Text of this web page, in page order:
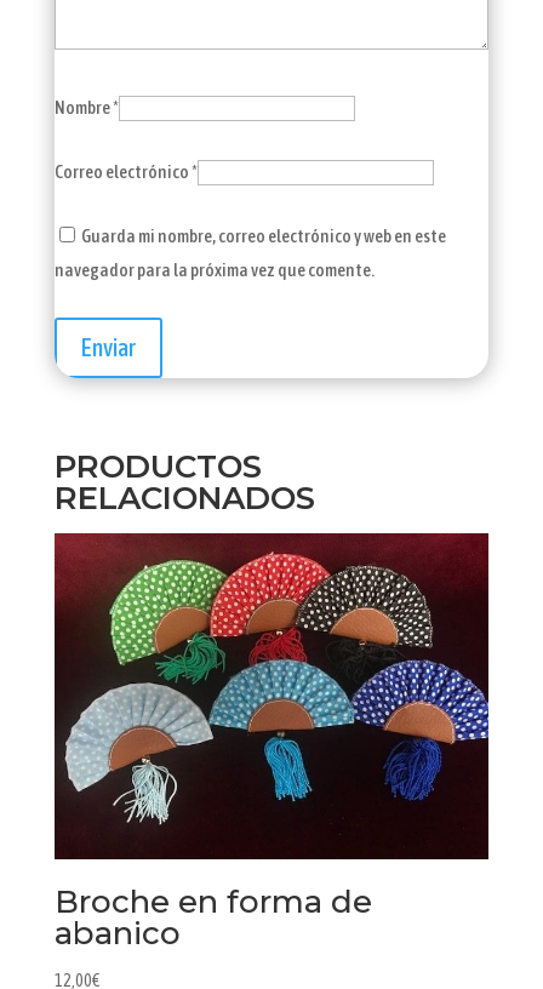
Nombre*
Correo electrónico*
Guarda mi nombre, correo electrónico y web en este
navegador para la próxima vez que comente.
PRODUCTOS
RELACIONADOS
Broche en forma de
abanico
12,00€